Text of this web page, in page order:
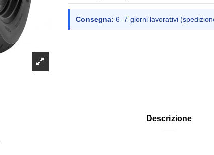
Consegna: 6–7 giorni lavorativi
Descrizione